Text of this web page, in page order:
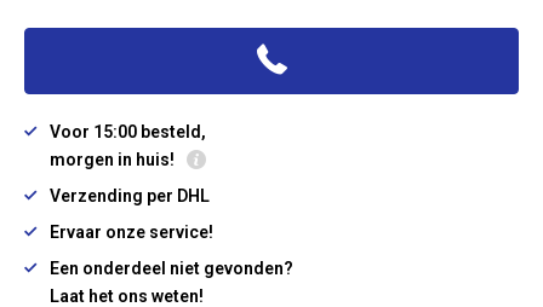
Voor 15:00 besteld,
morgen in huis!
Verzending per DHL
Ervaar onze service!
Een onderdeel niet gevonden?
Laat het ons weten!